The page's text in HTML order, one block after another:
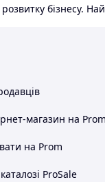
бізнесу.
магазин на Prom
на Prom
ProSale